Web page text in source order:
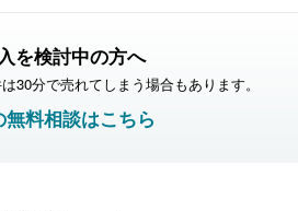
を検討中の方へ
30分で売れてしまう場合もあります。
無料相談はこちら